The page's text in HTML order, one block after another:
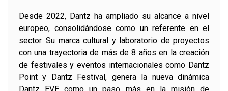
Desde 2022, Dantz ha ampliado su alcance a nivel
europeo, consolidándose como un referente en el
sector. Su marca cultural y laboratorio de proyectos
con una trayectoria de más de 8 años en la creación
de festivales y eventos internacionales como Dantz
Point y Dantz Festival, genera la nueva dinámica